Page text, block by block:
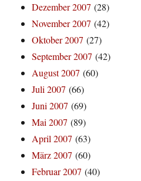
Dezember 2007 (28)
November 2007 (42)
Oktober 2007 (27)
September 2007 (42)
August 2007 (60)
Juli 2007 (66)
Juni 2007 (69)
Mai 2007 (89)
April 2007 (63)
März 2007 (60)
Februar 2007 (40)